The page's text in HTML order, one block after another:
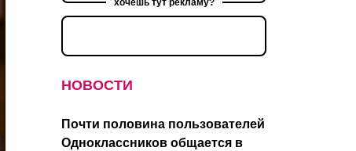
хочешь тут рекламу?
НОВОСТИ
Почти половина пользователей
Одноклассников общается в